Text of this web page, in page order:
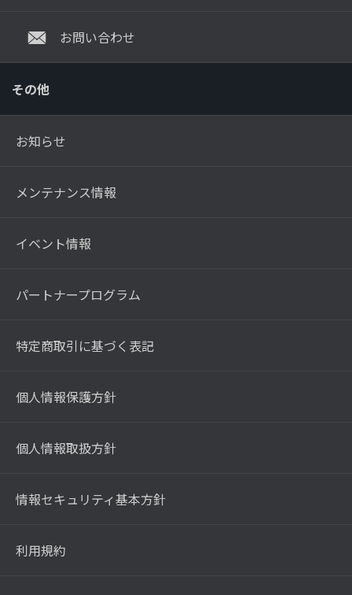
お問い合わせ
その他
お知らせ
メンテナンス情報
イベント情報
パートナープログラム
特定商取引に基づく表記
個人情報保護方針
個人情報取扱方針
情報セキュリティ基本方針
利用規約